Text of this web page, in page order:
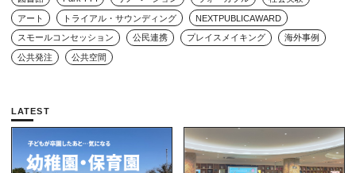
アート トライアル・サウンディング NEXTPUBLICAWARD
スモールコンセッション 公民連携 プレイスメイキング 海外事例
公共発注 公共空間
LATEST